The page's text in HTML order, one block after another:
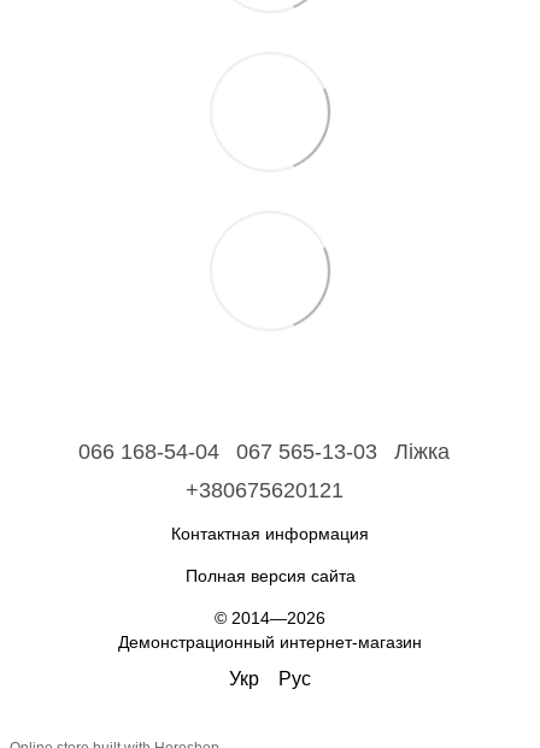
066 168-54-04 067 565-13-03
Ліжка
+380675620121
Контактная информация
Полная версия сайта
© 2014—2026
Демонстрационный интернет-магазин
Укр Рус